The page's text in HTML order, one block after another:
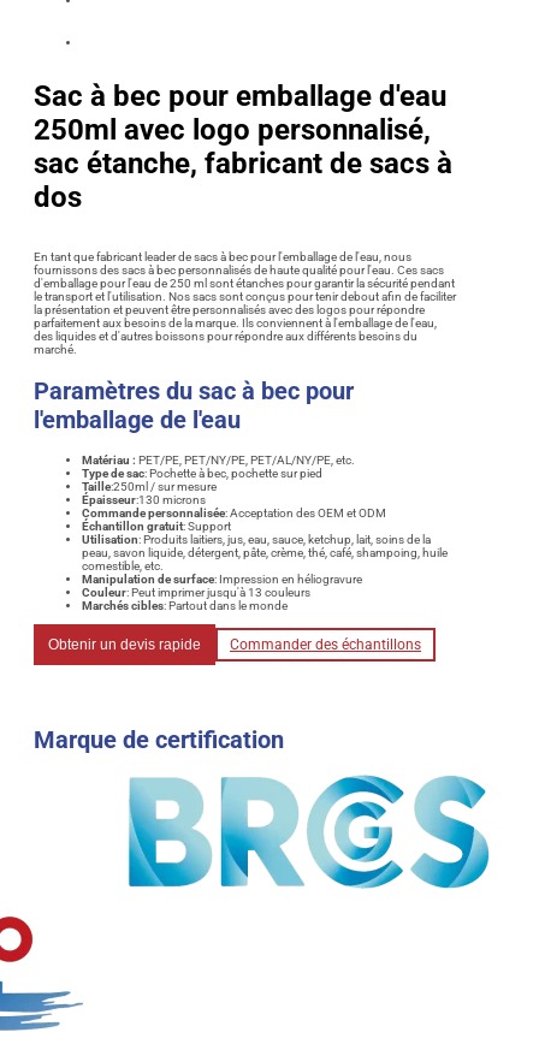
Sac à bec pour emballage d'eau
250ml avec logo personnalisé,
sac étanche, fabricant de sacs à
dos
En tant que fabricant leader de sacs à bec pour l'emballage de l'eau, nous
fournissons des sacs à bec personnalisés de haute qualité pour l'eau. Ces sacs
d'emballage pour l'eau de 250 ml sont étanches pour garantir la sécurité pendant
le transport et l'utilisation. Nos sacs sont conçus pour tenir debout afin de faciliter
la présentation et peuvent être personnalisés avec des logos pour répondre
parfaitement aux besoins de la marque. Ils conviennent à l'emballage de l'eau,
des liquides et d'autres boissons pour répondre aux différents besoins du
marché.
Paramètres du sac à bec pour
l'emballage de l'eau
Matériau : PET/PE, PET/NY/PE, PET/AL/NY/PE, etc.
Type de sac: Pochette à bec, pochette sur pied
Taille:250ml / sur mesure
Épaisseur:130 microns
Commande personnalisée: Acceptation des OEM et ODM
Échantillon gratuit: Support
Utilisation: Produits laitiers, jus, eau, sauce, ketchup, lait, soins de la
peau, savon liquide, détergent, pâte, crème, thé, café, shampoing, huile
comestible, etc.
Manipulation de surface: Impression en héliogravure
Couleur: Peut imprimer jusqu'à 13 couleurs
Marchés cibles: Partout dans le monde
Obtenir un devis rapide Commander des échantillons
Marque de certification